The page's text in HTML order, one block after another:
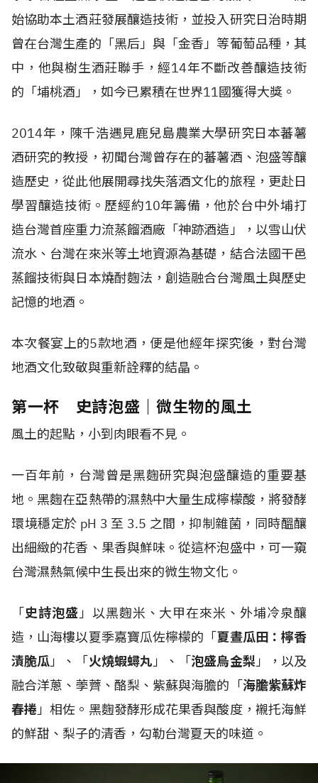
始協助本土酒莊發展釀造技術，並投入研究日治時期
曾在台灣生產的「黑后」與「金香」等葡萄品種，其
中，他與樹生酒莊聯手，經14年不斷改善釀造技術
的「埔桃酒」，如今已累積在世界11國獲得大獎。
2014年，陳千浩遇見鹿兒島農業大學研究日本蕃薯
酒研究的教授，初聞台灣曾存在的蕃薯酒、泡盛等釀
造歷史，從此他展開尋找失落酒文化的旅程，更赴日
學習釀造技術。歷經約10年籌備，他於台中外埔打
造台灣首座重力流蒸餾酒廠「神跡酒造」，以雪山伏
流水、台灣在來米等土地資源為基礎，結合法國干邑
蒸餾技術與日本燒酎麴法，創造融合台灣風土與歷史
記憶的地酒。
本次餐宴上的5款地酒，便是他經年探究後，對台灣
地酒文化致敬與重新詮釋的結晶。
第一杯 史詩泡盛｜微生物的風土
風土的起點，小到肉眼看不見。
一百年前，台灣曾是黑麴研究與泡盛釀造的重要基
地。黑麴在亞熱帶的濕熱中大量生成檸檬酸，將發酵
環境穩定於 pH 3 至 3.5 之間，抑制雜菌，同時醞釀
出細緻的花香、果香與鮮味。從這杯泡盛中，可一窺
台灣濕熱氣候中生長出來的微生物文化。
「史詩泡盛」以黑麴米、大甲在來米、外埔冷泉釀
造，山海樓以夏季嘉寶瓜佐檸檬的「夏晝瓜田：檸香
漬脆瓜」、「火燒蝦蟳丸」、「泡盛烏金梨」，以及
融合洋蔥、荸薺、酪梨、紫蘇與海膽的「海膽紫蘇炸
春捲」相佐。黑麴發酵形成花果香與酸度，襯托海鮮
的鮮甜、梨子的清香，勾勒台灣夏天的味道。